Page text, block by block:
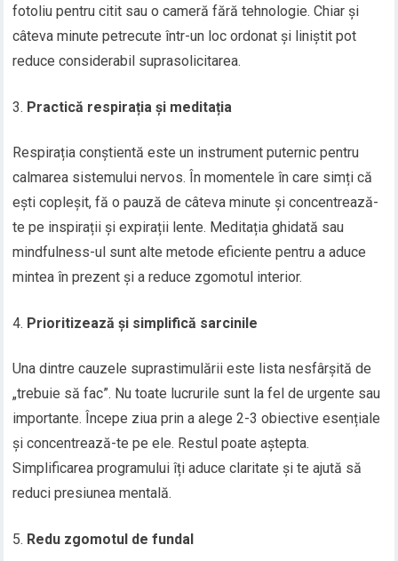
fotoliu pentru citit sau o cameră fără tehnologie. Chiar și
câteva minute petrecute într-un loc ordonat și liniștit pot
reduce considerabil suprasolicitarea.
Practică respirația și meditația
Respirația conștientă este un instrument puternic pentru
calmarea sistemului nervos. În momentele în care simți că
ești copleșit, fă o pauză de câteva minute și concentrează-
te pe inspirații și expirații lente. Meditația ghidată sau
mindfulness-ul sunt alte metode eficiente pentru a aduce
mintea în prezent și a reduce zgomotul interior.
Prioritizează și simplifică sarcinile
Una dintre cauzele suprastimulării este lista nesfârșită de
„trebuie să fac”. Nu toate lucrurile sunt la fel de urgente sau
importante. Începe ziua prin a alege 2-3 obiective esențiale
și concentrează-te pe ele. Restul poate aștepta.
Simplificarea programului îți aduce claritate și te ajută să
reduci presiunea mentală.
Redu zgomotul de fundal